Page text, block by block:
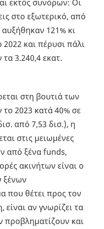
εκτός συνόρων: Οι
στο εξωτερικό, από
121% κι
και πέρυσι πάλι
3.240,4 εκατ.
στη βουτιά των
2023 κατά 40% σε
από 7,53 δισ.), η
στις μειωμένες
από ξένα funds,
ακινήτων είναι ο
ξένων
που θέτει προς τον
αν γνωρίζει τα
προβληματίζουν και